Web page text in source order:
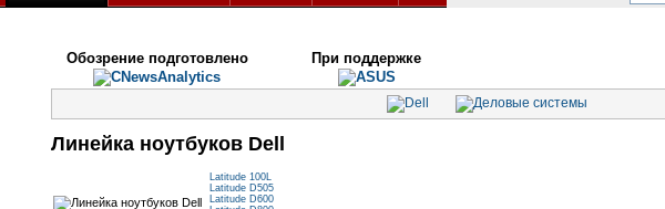
Обозрение подготовлено При поддержке
Линейка ноутбуков Dell
Latitude 100L
Latitude D505
Latitude D600